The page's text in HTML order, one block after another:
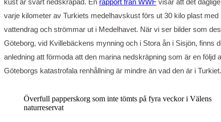
kust är svårt nedskräpad. En rapport från WWF visar att det
varje kilometer av Turkiets medelhavskust förs ut 30 kilo plast med
vattendrag och strömmar ut i Medelhavet. När vi ser bilder som
Göteborg, vid Kvillebäckens mynning och i Stora ån i Sisjön, finns
anledning att förmoda att den marina nedskräpning som är en följd
Göteborgs katastrofala renhållning är mindre än vad den är i Turkiet.
Överfull papperskorg som inte tömts på fyra veckor i Välens
naturreservat